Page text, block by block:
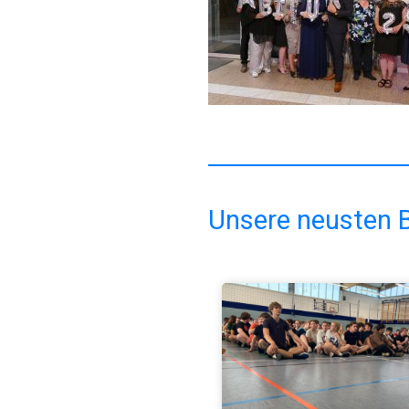
Unsere neusten